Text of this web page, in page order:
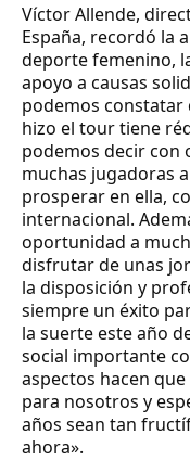
Víctor Allende,
España, recordó la
deporte femenino,
apoyo a causas
podemos constatar
hizo el tour tiene
podemos decir con
muchas jugadoras
prosperar en ella,
internacional.
oportunidad a
disfrutar de unas
la disposición y
siempre un éxito
la suerte este año
social importante
aspectos hacen
para nosotros y
años sean tan
ahora».